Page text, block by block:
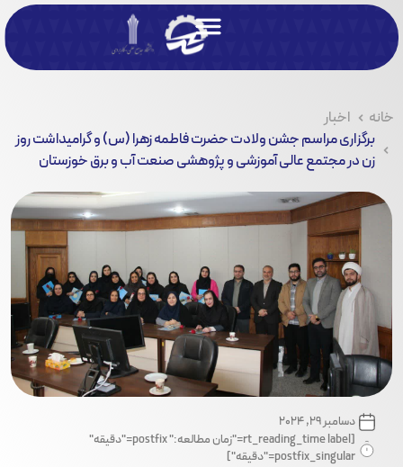
خانه
اخبار
برگزاری مراسم جشن ولادت حضرت فاطمه زهرا (س) و گرامیداشت روز
زن در مجتمع عالی آموزشی و پژوهشی صنعت آب و برق خوزستان
دسامبر 29, 2024
[rt_reading_time label="زمان مطالعه:" postfix="دقیقه"
postfix_singular="دقیقه"]